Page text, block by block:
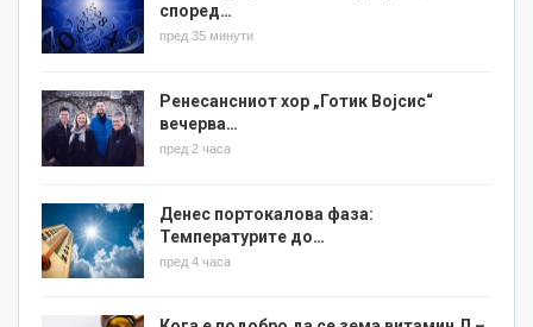
според…
пред 35 минути
Ренесансниот хор „Готик Војсис“
вечерва…
пред 2 часа
Денес портокалова фаза:
Температурите до…
пред 4 часа